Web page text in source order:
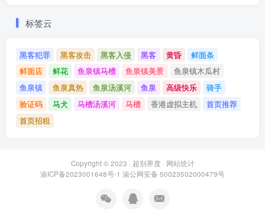
标签云
黑客犯罪 黑客攻击 黑客入侵 黑客 黄昏
鲜面条
鲜面店
鲜花 鱼泉镇马槽 鱼泉镇美景
鱼泉镇木瓜村
鱼泉镇
鱼泉真热 鱼泉汤溪河 鱼泉 高级快乐
骑手
验证码
马犬 马槽汤溪河 马槽 香港虚拟主机
首页推荐
首页招租
Copyright © 2023 · 超别界度· 网站统计
渝ICP备2023001648号-1 渝公网安备 50023502000479号